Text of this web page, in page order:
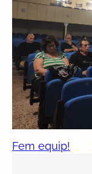
Fem equip!